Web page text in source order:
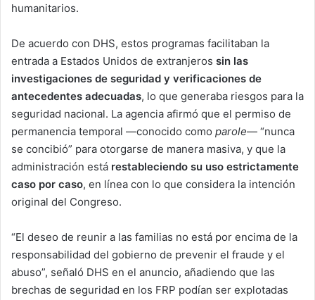
humanitarios.
De acuerdo con DHS, estos programas facilitaban la
entrada a Estados Unidos de extranjeros sin las
investigaciones de seguridad y verificaciones de
antecedentes adecuadas, lo que generaba riesgos para la
seguridad nacional. La agencia afirmó que el permiso de
permanencia temporal —conocido como parole— “nunca
se concibió” para otorgarse de manera masiva, y que la
administración está restableciendo su uso estrictamente
caso por caso, en línea con lo que considera la intención
original del Congreso.
“El deseo de reunir a las familias no está por encima de la
responsabilidad del gobierno de prevenir el fraude y el
abuso”, señaló DHS en el anuncio, añadiendo que las
brechas de seguridad en los FRP podían ser explotadas